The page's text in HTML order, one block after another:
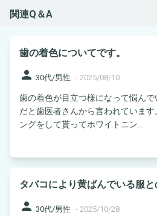
関連Q＆A
歯の着色についてです。
person 30代/男性 - 2025/08/10
歯の着色が目立つ様になって悩ん
だと歯医者さんから言われていま
ングをして貰ってホワイトニン...
タバコにより黄ばんでいる服
person 30代/男性 - 2025/10/28